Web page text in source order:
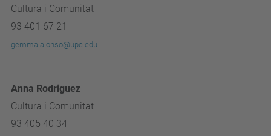
Cultura i Comunitat
93 401 67 21
gemma.alonso@upc.edu
Anna Rodriguez
Cultura i Comunitat
93 405 40 34